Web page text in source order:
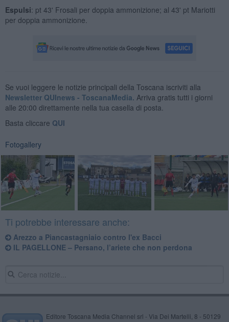
Espulsi: pt 43' Frosali per doppia ammonizione; al 43' pt Mariotti
per doppia ammonizione.
Se vuoi leggere le notizie principali della Toscana iscriviti alla
Newsletter QUInews - ToscanaMedia. Arriva gratis tutti i giorni
alle 20:00 direttamente nella tua casella di posta.
Basta cliccare QUI
Fotogallery
Ti potrebbe interessare anche:
Arezzo a Piancastagniaio contro l'ex Bacci
IL PAGELLONE – Persano, l’ariete che non perdona
Editore Toscana Media Channel srl - Via Dei Martelli, 8 - 50129